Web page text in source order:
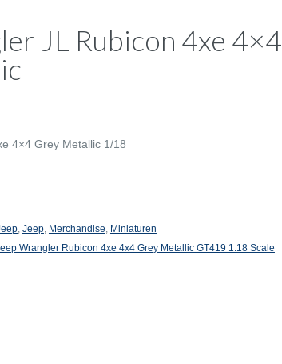
JL Rubicon 4xe 4×4
4×4 Grey Metallic 1/18
, Jeep, Merchandise, Miniaturen
Wrangler Rubicon 4xe 4x4 Grey Metallic GT419 1:18 Scale